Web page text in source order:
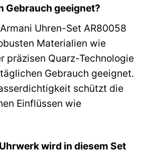
Gebrauch geeignet?
Uhren-Set AR80058
Materialien wie
präzisen Quarz-Technologie
Gebrauch geeignet.
schützt die
Einflüssen wie
wird in diesem Set